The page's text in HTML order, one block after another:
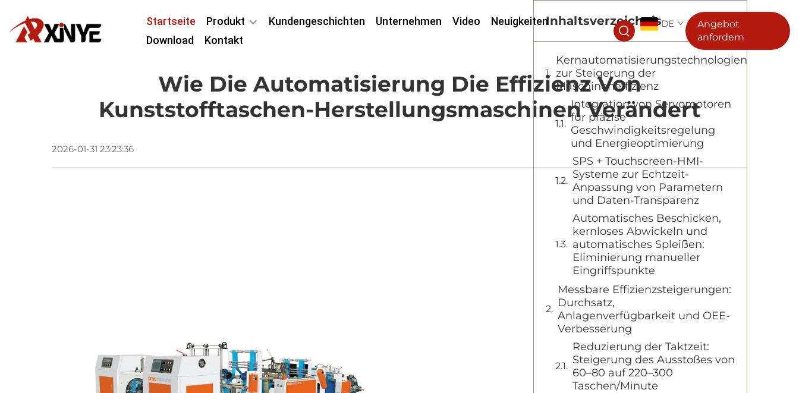
Startseite Produkt Kundengeschichten Unternehmen Video
Neuigkeiten
Download
Kontakt
DE
Angebot
anfordern
Wie Die Automatisierung Die Effizienz Von
Kunststofftaschen-Herstellungsmaschinen Verändert
2026-01-31 23:23:36
Inhaltsverzeichnis
Kernautomatisierungstechnologien
zur Steigerung der
Maschineneffizienz
Integration von Servomotoren
für präzise
Geschwindigkeitsregelung
und Energieoptimierung
SPS + Touchscreen-HMI-
Systeme zur Echtzeit-
Anpassung von Parametern
und Daten-Transparenz
Automatisches Beschicken,
kernloses Abwickeln und
automatisches Spleißen:
Eliminierung manueller
Eingriffspunkte
Messbare Effizienzsteigerungen:
Durchsatz,
Anlagenverfügbarkeit und OEE-
Verbesserung
Reduzierung der Taktzeit:
Steigerung des Ausstoßes von
60–80 auf 220–300
Taschen/Minute